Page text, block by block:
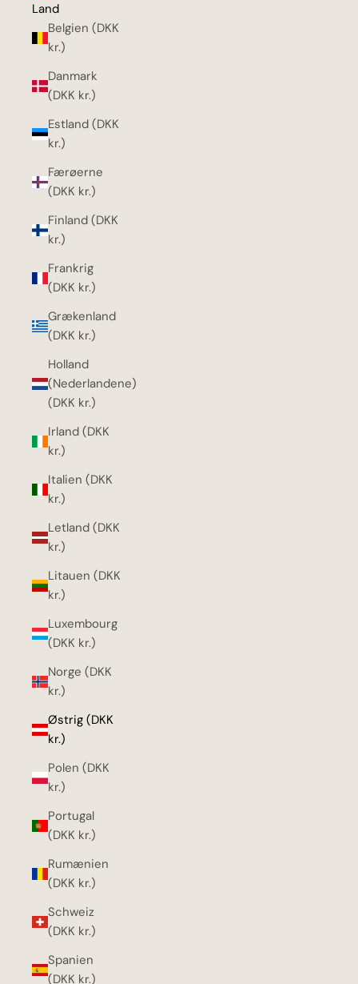
Land
Belgien (DKK
kr.)
Danmark
(DKK kr.)
Estland (DKK
kr.)
Færøerne
(DKK kr.)
Finland (DKK
kr.)
Frankrig
(DKK kr.)
Grækenland
(DKK kr.)
Holland
(Nederlandene)
(DKK kr.)
Irland (DKK
kr.)
Italien (DKK
kr.)
Letland (DKK
kr.)
Litauen (DKK
kr.)
Luxembourg
(DKK kr.)
Norge (DKK
kr.)
Østrig (DKK
kr.)
Polen (DKK
kr.)
Portugal
(DKK kr.)
Rumænien
(DKK kr.)
Schweiz
(DKK kr.)
Spanien
(DKK kr.)